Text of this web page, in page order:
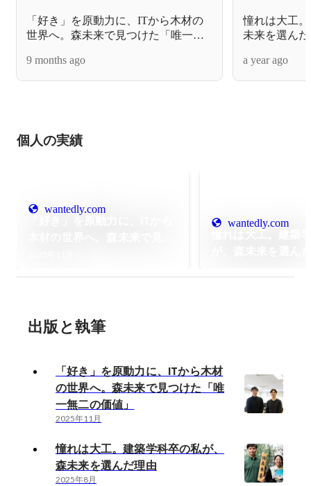
「好き」を原動力に、ITから木材の
世界へ。森未来で見つけた「唯一無
9 months ago
憧れは大工
未来を選ん
a year ago
個人の実績
wantedly.com
wantedly.com
出版と執筆
「好き」を原動力に、ITから木材
の世界へ。森未来で見つけた「唯
一無二の価値」
2025年11月
憧れは大工。建築学科卒の私が、
森未来を選んだ理由
2025年8月